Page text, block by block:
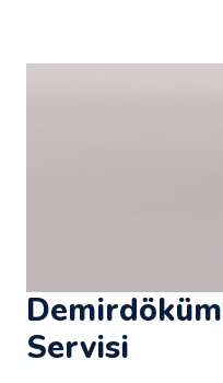
Demirdöküm
Servisi